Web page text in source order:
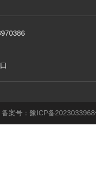
案号： 豫ICP备